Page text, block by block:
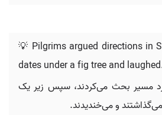
💡 Pilgrims argued directions in
dates under a fig tree and
مسیر بحث می‌کردند، سپس زیر یک
و می‌خندیدند.